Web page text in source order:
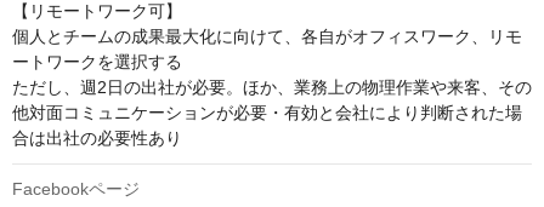
【リモートワーク可】
個人とチームの成果最大化に向けて、各自がオフィスワーク、リモ
ートワークを選択する
ただし、週2日の出社が必要。ほか、業務上の物理作業や来客、その
他対面コミュニケーションが必要・有効と会社により判断された場
合は出社の必要性あり
Facebookページ